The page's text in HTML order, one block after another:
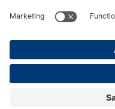
版本说明